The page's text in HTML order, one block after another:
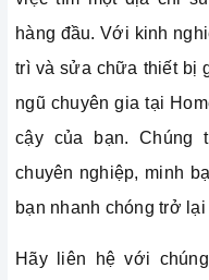
hàng đầu. Với kinh
trì và sửa chữa thiết bị
ngũ chuyên gia tại
cậy của bạn. Chúng
chuyên nghiệp, minh
bạn nhanh chóng trở
Hãy liên hệ với